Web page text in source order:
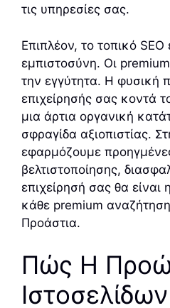
τις υπηρεσίες σας.
Επιπλέον, το τοπικό SEO
εμπιστοσύνη. Οι
την εγγύτητα. Η φυσική
επιχείρησής σας κοντά
μια άρτια οργανική
σφραγίδα αξιοπιστίας.
εφαρμόζουμε
βελτιστοποίησης,
επιχείρησή σας θα είναι
κάθε premium
Προάστια.
Πώς Η